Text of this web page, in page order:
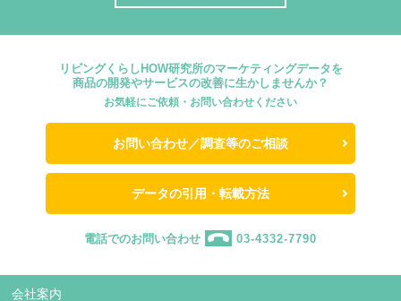
リビングくらしHOW研究所のマーケティングデータを
商品の開発やサービスの改善に生かしませんか？
お気軽にご依頼・お問い合わせください
お問い合わせ／調査等のご相談
データの引用・転載方法
電話でのお問い合わせ 03-4332-7790
会社案内